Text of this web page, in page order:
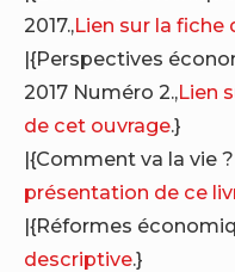
2017.,Lien sur la fiche
|{Perspectives
2017 Numéro 2.,Lien
de cet ouvrage.}
|{Comment va la vie ?
présentation de ce
|{Réformes
descriptive.}